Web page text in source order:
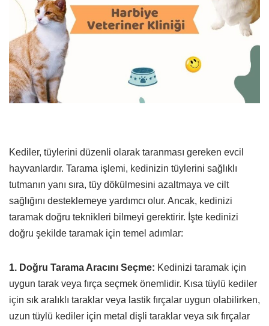
Kediler, tüylerini düzenli olarak taranması gereken evcil
hayvanlardır. Tarama işlemi, kedinizin tüylerini sağlıklı
tutmanın yanı sıra, tüy dökülmesini azaltmaya ve cilt
sağlığını desteklemeye yardımcı olur. Ancak, kedinizi
taramak doğru teknikleri bilmeyi gerektirir. İşte kedinizi
doğru şekilde taramak için temel adımlar:
1. Doğru Tarama Aracını Seçme: Kedinizi taramak için
uygun tarak veya fırça seçmek önemlidir. Kısa tüylü kediler
için sık aralıklı taraklar veya lastik fırçalar uygun olabilirken,
uzun tüylü kediler için metal dişli taraklar veya sık fırçalar